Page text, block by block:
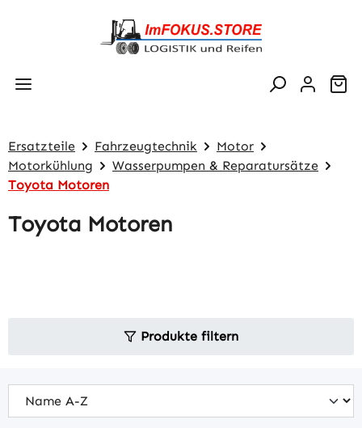
Zum Hauptinhalt springen
Ersatzteile Fahrzeugtechnik
Motor
Motorkühlung
Wasserpumpen & Reparatursätze
Toyota Motoren
Toyota Motoren
Produkte filtern